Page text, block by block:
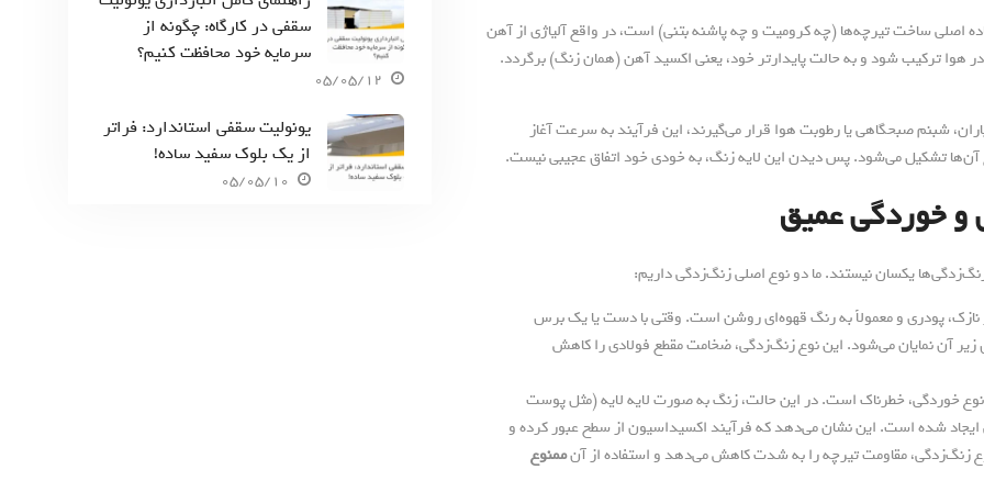
اصلی ساخت تیرچه‌ها (چه کرومیت و چه پاشنه بتنی) است، در واقع آلیاژی از آهن
هوا ترکیب شود و به حالت پایدارتر خود، یعنی اکسید آهن (همان زنگ) برگردد.
شبنم صبحگاهی یا رطوبت هوا قرار می‌گیرند، این فرآیند به سرعت آغاز
تشکیل می‌شود. پس دیدن این لایه زنگ، به خودی خود اتفاق عجیبی نیست.
و خوردگی عمیق
یکسان نیستند. ما دو نوع اصلی زنگ‌زدگی داریم:
نازک، پودری و معمولاً به رنگ قهوه‌ای روشن است. وقتی با دست یا یک برس
آن نمایان می‌شود. این نوع زنگ‌زدگی، ضخامت مقطع فولادی را کاهش
خوردگی، خطرناک است. در این حالت، زنگ به صورت لایه لایه (مثل پوست
شده است. این نشان می‌دهد که فرآیند اکسیداسیون از سطح عبور کرده و
مقاومت تیرچه را به شدت کاهش می‌دهد و استفاده از آنممنوع
سقفی در کارگاه: چگونه از
سرمایه خود محافظت کنیم؟
05/05/12
یونولیت سقفی استاندارد: فراتر
از یک بلوک سفید ساده!
05/05/10